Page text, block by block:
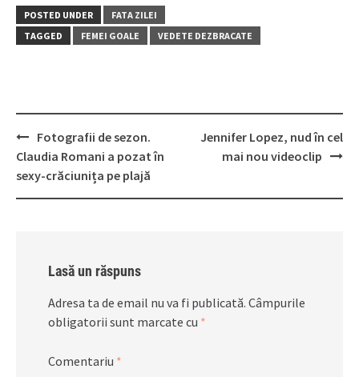
POSTED UNDER
FATA ZILEI
TAGGED
FEMEI GOALE VEDETE DEZBRACATE
Post
navigation
Fotografii de sezon.
Claudia Romani a pozat în
sexy-crăciunița pe plajă
Jennifer Lopez, nud în cel
mai nou videoclip
Lasă un răspuns
Adresa ta de email nu va fi publicată. Câmpurile
obligatorii sunt marcate cu *
Comentariu *